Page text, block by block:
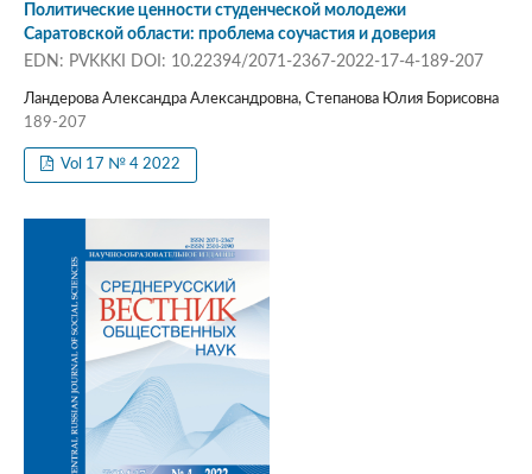
Политические ценности студенческой молодежи
Саратовской области: проблема соучастия и доверия
EDN: PVKKKI DOI: 10.22394/2071-2367-2022-17-4-189-207
Ландерова Александра Александровна, Степанова Юлия Борисовна
189-207
Vol 17 № 4 2022